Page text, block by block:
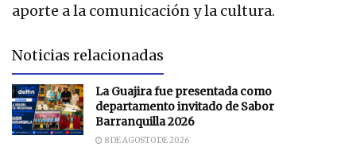
aporte a la comunicación y la cultura.
Noticias relacionadas
La Guajira fue presentada como
departamento invitado de Sabor
Barranquilla 2026
8 DE AGOSTO DE 2026